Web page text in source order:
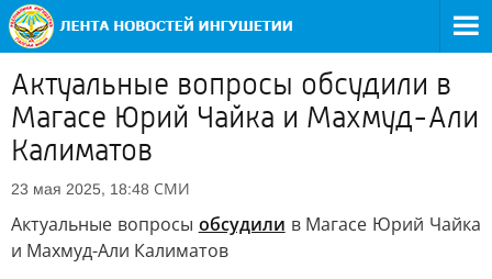
Актуальные вопросы обсудили в
Магасе Юрий Чайка и Махмуд-Али
Калиматов
23 мая 2025, 18:48 СМИ
Актуальные вопросы обсудили в Магасе Юрий Чайка
и Махмуд-Али Калиматов